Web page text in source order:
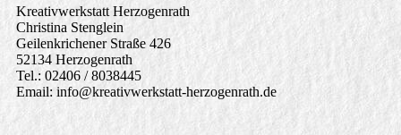
Kreativwerkstatt Herzogenrath
Christina Stenglein
Geilenkrichener Straße 426
52134 Herzogenrath
Tel.: 02406 / 8038445
Email: info@kreativwerkstatt-herzogenrath.de